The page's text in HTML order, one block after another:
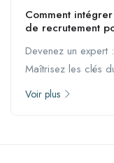
Comment
de recrutement
Devenez un
Maîtrisez les clés
Voir plus